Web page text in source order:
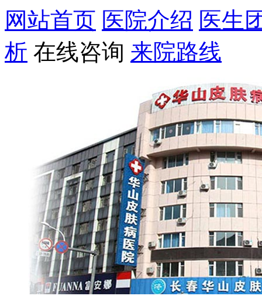
网站首页 医院介绍 医生
析 在线咨询 来院路线